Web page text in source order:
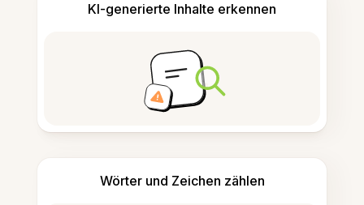
KI-generierte Inhalte erkennen
Wörter und Zeichen zählen